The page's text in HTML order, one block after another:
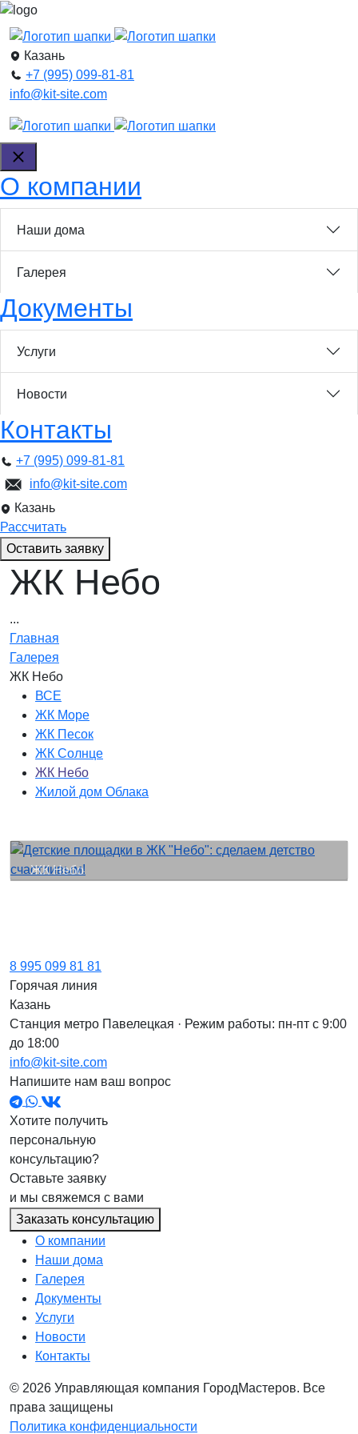
Казань
+7 (995) 099-81-81
info@kit-site.com
О компании
Наши дома
Галерея
Документы
Услуги
Новости
Контакты
+7 (995) 099-81-81
info@kit-site.com
Казань
Рассчитать
Оставить заявку
ЖК Небо
...
Главная
Галерея
ЖК Небо
ВСЕ
ЖК Море
ЖК Песок
ЖК Солнце
ЖК Небо
Жилой дом Облака
ЖК Небо
8 995 099 81 81
Горячая линия
Казань
Станция метро Павелецкая · Режим работы: пн-пт с 9:00
до 18:00
info@kit-site.com
Напишите нам ваш вопрос
Хотите получить
персональную
консультацию?
Оставьте заявку
и мы свяжемся с вами
Заказать консультацию
О компании
Наши дома
Галерея
Документы
Услуги
Новости
Контакты
© 2026 Управляющая компания ГородМастеров. Все
права защищены
Политика конфиденциальности